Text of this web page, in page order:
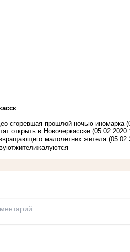
сгоревшая прошлой ночью иномарка
открыть в Новочеркасске (05.02.2020
малолетних жителя
жителижалуются